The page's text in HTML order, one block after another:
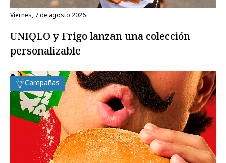
viernes, 7 de agosto 2026
UNIQLO y Frigo lanzan una colección
personalizable
Campañas